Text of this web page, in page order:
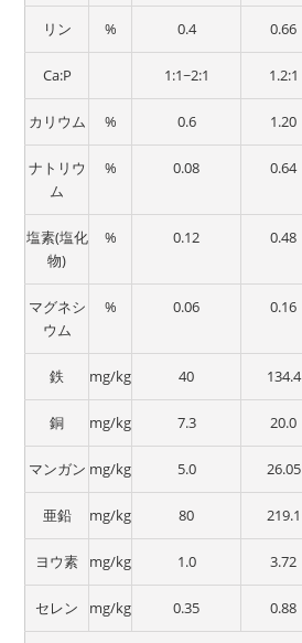
リン % 0.4 0.66
Ca:P 1:1~2:1 1.2:1
カリウム % 0.6 1.20
ナトリウ
ム
% 0.08 0.64
塩素(塩化
物)
% 0.12 0.48
マグネシ
ウム
% 0.06 0.16
鉄 mg/kg 40 134.4
銅 mg/kg 7.3 20.0
マンガン mg/kg 5.0 26.05
亜鉛 mg/kg 80 219.1
ヨウ素 mg/kg 1.0 3.72
セレン mg/kg 0.35 0.88